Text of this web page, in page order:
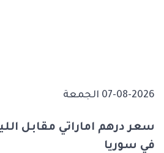
سعر درهم اماراتي مقابل
في سوريا
07-08-2026 الجمعة